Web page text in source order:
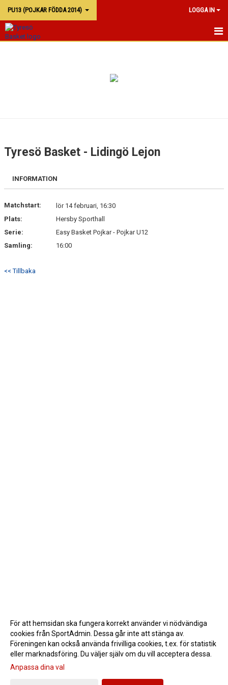
PU13 (POJKAR FÖDDA 2014) LOGGA IN
Tyresö Basket - Lidingö Lejon
INFORMATION
Matchstart:
lör 14 februari, 16:30
Plats:
Hersby Sporthall
Serie:
Easy Basket Pojkar - Pojkar U12
Samling:
16:00
<< Tillbaka
Gå till Webbversion
För att hemsidan ska fungera korrekt använder vi nödvändiga
cookies från SportAdmin. Dessa går inte att stänga av.
Föreningen kan också använda frivilliga cookies, t.ex. för statistik
eller marknadsföring. Du väljer själv om du vill acceptera dessa.
Anpassa dina val